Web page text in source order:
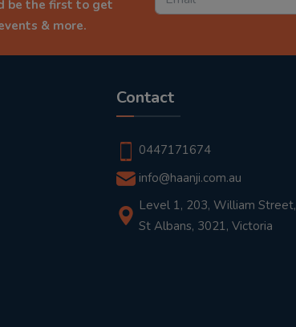
be the first to get
& more.
Contact
0447171674
info@haanji.com.au
Level 1, 203, William Street,
St Albans, 3021, Victoria